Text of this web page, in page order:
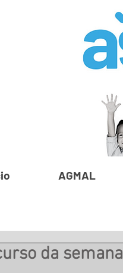
AGMAL
da semana